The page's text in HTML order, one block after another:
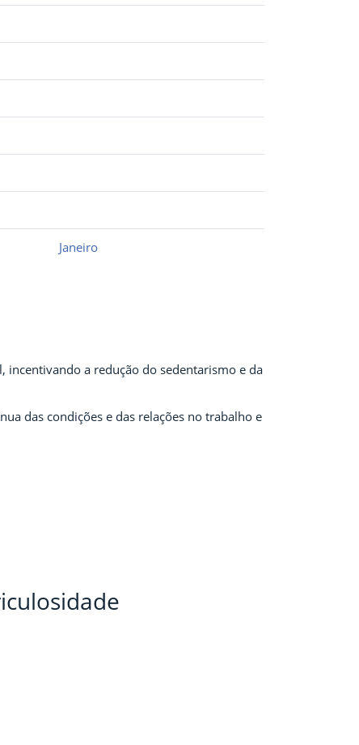
Janeiro
a redução do sedentarismo e da
das condições e das relações no trabalho e